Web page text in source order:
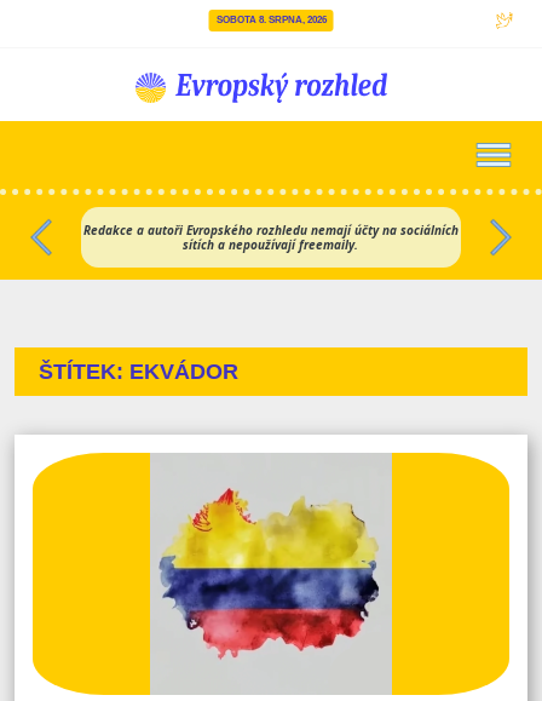
SOBOTA 8. SRPNA, 2026
Předchozí
Redakce a autoři Evropského rozhledu nemají účty na sociálních
sítích a nepoužívají freemaily.
ŠTÍTEK: EKVÁDOR